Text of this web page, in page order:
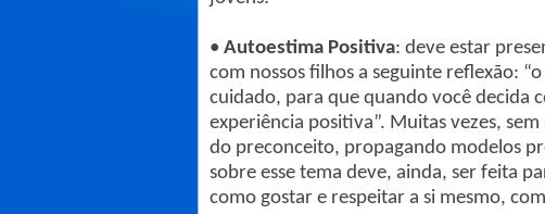
• Autoestima Positiva: deve estar
com nossos filhos a seguinte reflexão:
cuidado, para que quando você decida
experiência positiva”. Muitas vezes,
do preconceito, propagando modelos
sobre esse tema deve, ainda, ser feita
como gostar e respeitar a si mesmo,